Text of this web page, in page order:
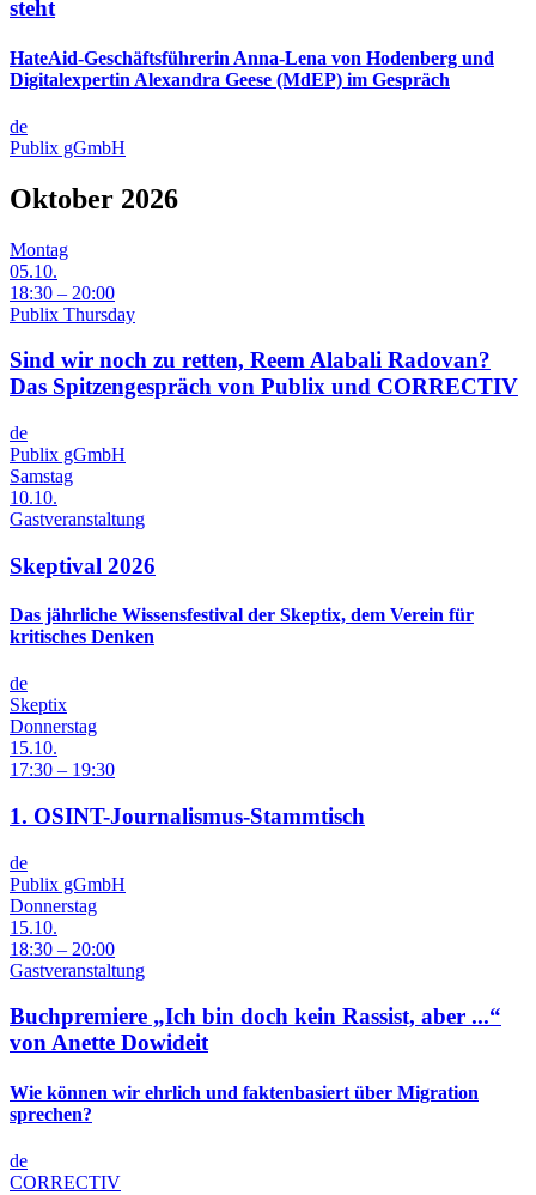
steht
HateAid-Geschäftsführerin Anna-Lena von Hodenberg und
Digitalexpertin Alexandra Geese (MdEP) im Gespräch
de
Publix gGmbH
Oktober 2026
Montag
05.10.
18:30 – 20:00
Publix Thursday
Sind wir noch zu retten, Reem Alabali Radovan?
Das Spitzengespräch von Publix und CORRECTIV
de
Publix gGmbH
Samstag
10.10.
Gastveranstaltung
Skeptival 2026
Das jährliche Wissensfestival der Skeptix, dem Verein für
kritisches Denken
de
Skeptix
Donnerstag
15.10.
17:30 – 19:30
1. OSINT-Journalismus-Stammtisch
de
Publix gGmbH
Donnerstag
15.10.
18:30 – 20:00
Gastveranstaltung
Buchpremiere „Ich bin doch kein Rassist, aber ...“
von Anette Dowideit
Wie können wir ehrlich und faktenbasiert über Migration
sprechen?
de
CORRECTIV